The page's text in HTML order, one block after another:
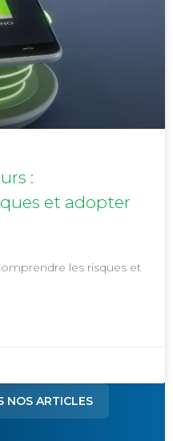
:
et adopter
les risques et
NOS ARTICLES